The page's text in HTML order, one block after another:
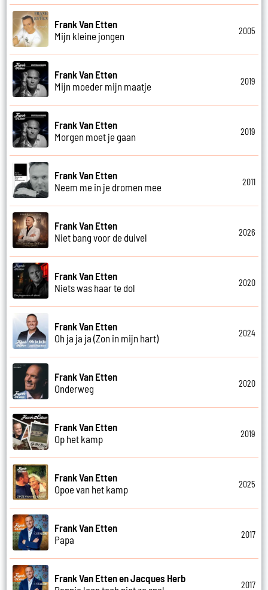
Frank Van Etten
Mijn kleine jongen
2005
Frank Van Etten
Mijn moeder mijn maatje
2019
Frank Van Etten
Morgen moet je gaan
2019
Frank Van Etten
Neem me in je dromen mee
2011
Frank Van Etten
Niet bang voor de duivel
2026
Frank Van Etten
Niets was haar te dol
2020
Frank Van Etten
Oh ja ja ja (Zon in mijn hart)
2024
Frank Van Etten
Onderweg
2020
Frank Van Etten
Op het kamp
2019
Frank Van Etten
Opoe van het kamp
2025
Frank Van Etten
Papa
2017
Frank Van Etten en Jacques Herb
2017